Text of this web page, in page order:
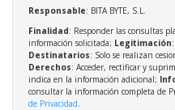
Responsable: BITA BYTE, S.L.
Finalidad: Responder las consultas
información solicitada; Legitimación
Destinatarios: Solo se realizan
Derechos: Acceder, rectificar y
indica en la información adicional;
consultar la información completa de
de Privacidad